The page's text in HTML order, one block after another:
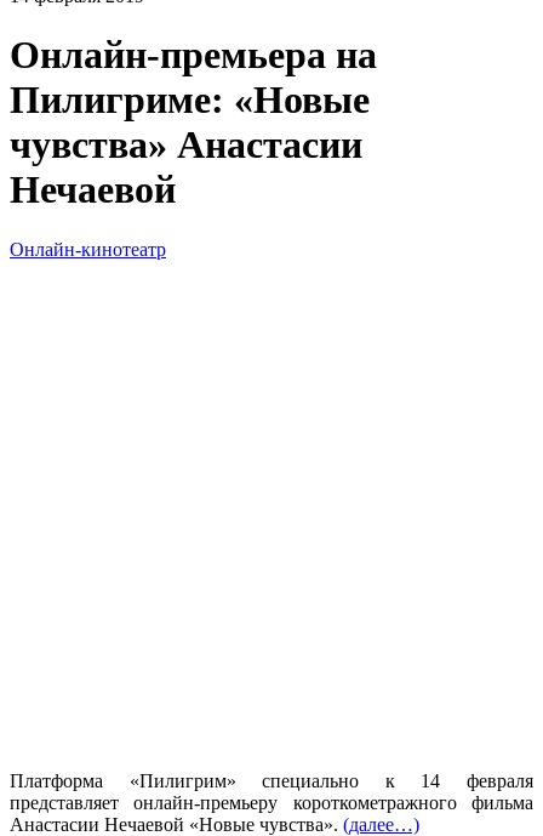
Онлайн-премьера на
Пилигриме: «Новые
чувства» Анастасии
Нечаевой
Онлайн-кинотеатр
Платформа «Пилигрим» специально к 14 февраля
представляет онлайн-премьеру короткометражного фильма
Анастасии Нечаевой «Новые чувства». (далее…)